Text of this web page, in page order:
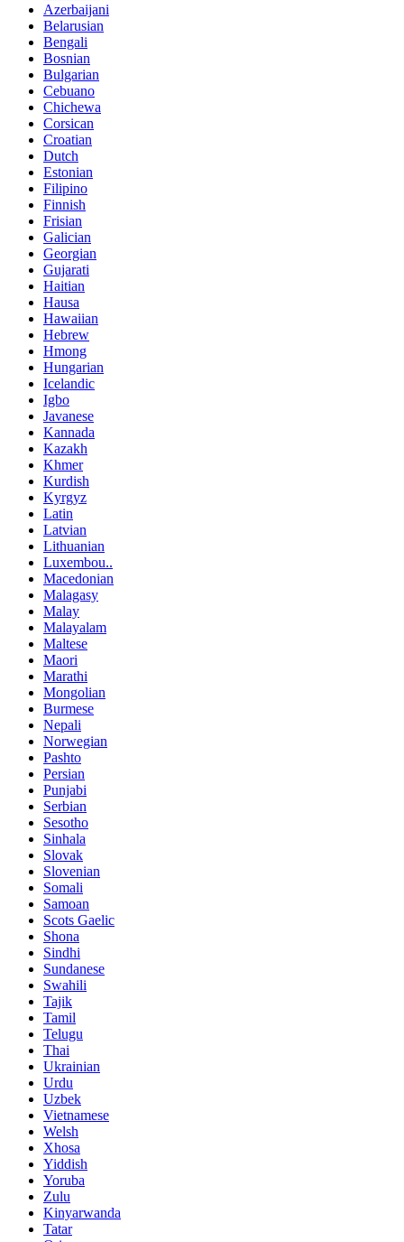
Azerbaijani
Belarusian
Bengali
Bosnian
Bulgarian
Cebuano
Chichewa
Corsican
Croatian
Dutch
Estonian
Filipino
Finnish
Frisian
Galician
Georgian
Gujarati
Haitian
Hausa
Hawaiian
Hebrew
Hmong
Hungarian
Icelandic
Igbo
Javanese
Kannada
Kazakh
Khmer
Kurdish
Kyrgyz
Latin
Latvian
Lithuanian
Luxembou..
Macedonian
Malagasy
Malay
Malayalam
Maltese
Maori
Marathi
Mongolian
Burmese
Nepali
Norwegian
Pashto
Persian
Punjabi
Serbian
Sesotho
Sinhala
Slovak
Slovenian
Somali
Samoan
Scots Gaelic
Shona
Sindhi
Sundanese
Swahili
Tajik
Tamil
Telugu
Thai
Ukrainian
Urdu
Uzbek
Vietnamese
Welsh
Xhosa
Yiddish
Yoruba
Zulu
Kinyarwanda
Tatar